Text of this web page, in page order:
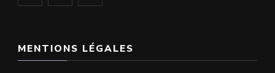
MENTIONS LÉGALES